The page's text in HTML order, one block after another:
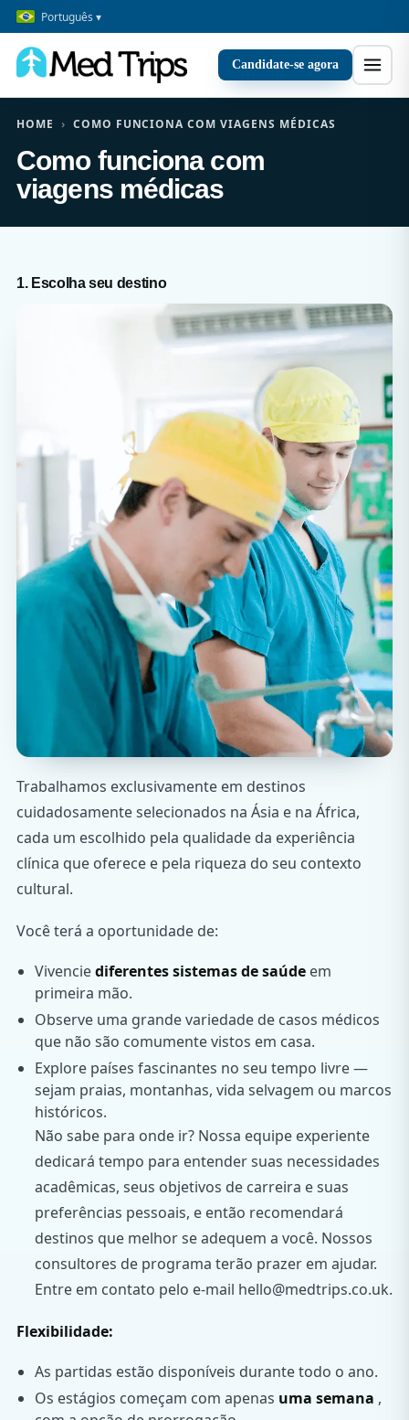
Português ▾
Candidate-se agora
HOME › COMO FUNCIONA COM VIAGENS MÉDICAS
Como funciona com
viagens médicas
1. Escolha seu destino
Trabalhamos exclusivamente em destinos
cuidadosamente selecionados na Ásia e na África,
cada um escolhido pela qualidade da experiência
clínica que oferece e pela riqueza do seu contexto
cultural.
Você terá a oportunidade de:
Vivenciediferentes sistemas de saúde em
primeira mão.
Observe uma grande variedade de casos médicos
que não são comumente vistos em casa.
Explore países fascinantes no seu tempo livre —
sejam praias, montanhas, vida selvagem ou marcos
históricos.
Não sabe para onde ir? Nossa equipe experiente
dedicará tempo para entender suas necessidades
acadêmicas, seus objetivos de carreira e suas
preferências pessoais, e então recomendará
destinos que melhor se adequem a você. Nossos
consultores de programa terão prazer em ajudar.
Entre em contato pelo e-mail hello@medtrips.co.uk.
Flexibilidade:
As partidas estão disponíveis durante todo o ano.
Os estágios começam com apenas uma semana ,